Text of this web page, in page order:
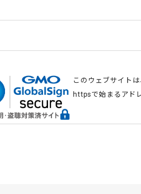
このウェブサイト
httpsで始まるアド